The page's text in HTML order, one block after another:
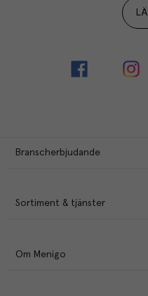
Branscherbjudande
Sortiment & tjänster
Om Menigo